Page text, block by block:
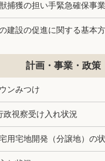
捕獲の担い手緊急確保事
建設の促進に関する基本
計画・事業・政策
ンみつけ
視察受け入れ状況
用宅地開発（分譲地）の